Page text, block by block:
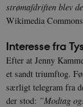
strømafdriften blev
Wikimedia Commons
Interesse fra
Efter at Jenny
et sandt triumftog.
særligt telegram fra
der stod: ”Modtag